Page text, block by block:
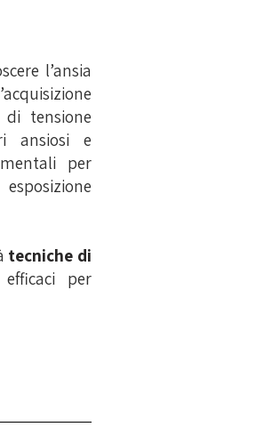
l’ansia
tensione
ansiosi e
per
tecniche di
per